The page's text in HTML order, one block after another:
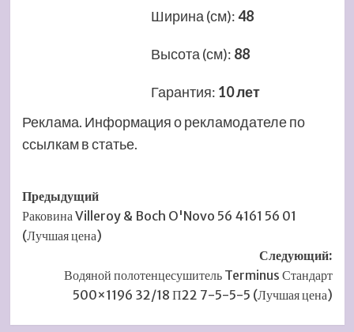
Ширина (см):48
Высота (см): 88
Гарантия: 10 лет
Реклама. Информация о рекламодателе по
ссылкам в статье.
Навигация
записи
Предыдущий
Раковина Villeroy & Boch O'Novo 56 4161 56 01
(Лучшая цена)
Следующий:
Водяной полотенцесушитель Terminus Стандарт
500×1196 32/18 П22 7-5-5-5 (Лучшая цена)